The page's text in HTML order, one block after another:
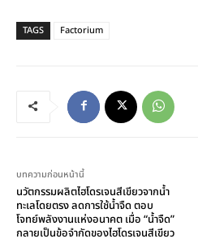
TAGS Factorium
บทความก่อนหน้านี้
นวัตกรรมผลิตไฮโดรเจนสีเขียวจากน้ำ
ทะเลโดยตรง ลดการใช้น้ำจืด ตอบ
โจทย์พลังงานแห่งอนาคต เมื่อ “น้ำจืด”
กลายเป็นข้อจำกัดของไฮโดรเจนสีเขียว